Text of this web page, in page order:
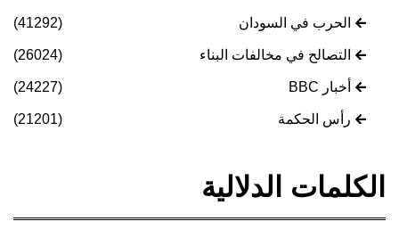
الحرب في السودان (41292)
التصالح في مخالفات البناء (26024)
أخبار BBC (24227)
رأس الحكمة (21201)
الكلمات الدلالية